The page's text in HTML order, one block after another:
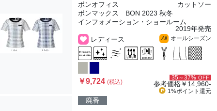
ボンオフィス
カットソー
ボンマックス BON 2023 秋冬
インフォメーション・ショールーム
2019年発売
レディース
All オールシーズン
￥9,724(税込)
35～37% OFF
参考価格￥14,960-
1%ポイント 還元
廃番